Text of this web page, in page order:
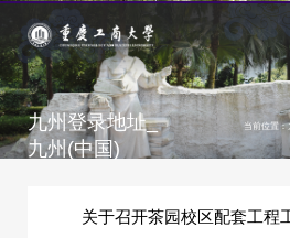
九州登录地址_
九州(中国)
当前位置：
关于召开茶园校区配套工程